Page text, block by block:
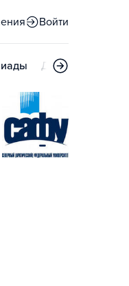
Войти
Дни открытых